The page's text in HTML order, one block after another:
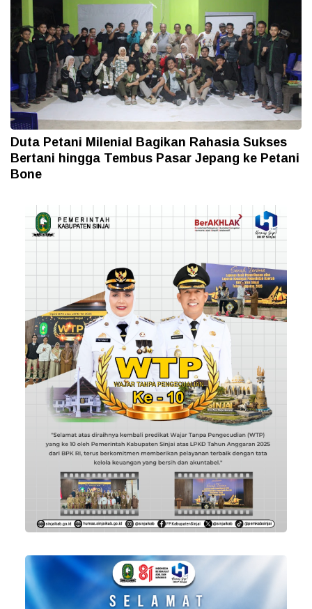
Duta Petani Milenial Bagikan Rahasia Sukses
Bertani hingga Tembus Pasar Jepang ke Petani
Bone